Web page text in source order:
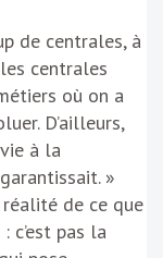
de centrales, à
centrales
où on a
D’ailleurs,
à la
»
de ce que
c’est pas la